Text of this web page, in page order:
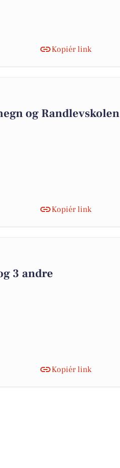
Kopiér link
og Randlevskolen
Kopiér link
3 andre
Kopiér link